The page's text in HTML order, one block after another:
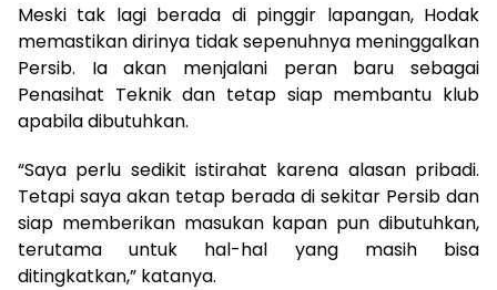
Meski tak lagi berada di pinggir lapangan, Hodak
memastikan dirinya tidak sepenuhnya meninggalkan
Persib. Ia akan menjalani peran baru sebagai
Penasihat Teknik dan tetap siap membantu klub
apabila dibutuhkan.
“Saya perlu sedikit istirahat karena alasan pribadi.
Tetapi saya akan tetap berada di sekitar Persib dan
siap memberikan masukan kapan pun dibutuhkan,
terutama untuk hal-hal yang masih bisa
ditingkatkan,” katanya.